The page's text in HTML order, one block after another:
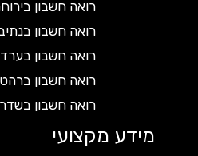
רואה חשבון בירוחם
רואה חשבון בנתיבות
רואה חשבון בערד
רואה חשבון ברהט
רואה חשבון בשדרות
מידע מקצועי